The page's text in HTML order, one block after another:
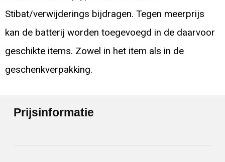
Stibat/verwijderings bijdragen. Tegen meerprijs
kan de batterij worden toegevoegd in de daarvoor
geschikte items. Zowel in het item als in de
geschenkverpakking.
Prijsinformatie